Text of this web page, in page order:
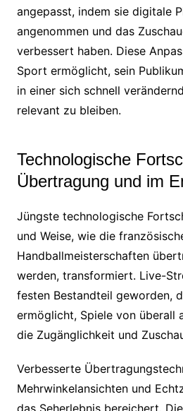
angepasst, indem sie digitale
angenommen und das
verbessert haben. Diese
Sport ermöglicht, sein
in einer sich schnell
relevant zu bleiben.
Technologische
Übertragung und im
Jüngste technologische
und Weise, wie die
Handballmeisterschaften
werden, transformiert. Live-
festen Bestandteil geworden,
ermöglicht, Spiele von überall
die Zugänglichkeit und
Verbesserte
Mehrwinkelansichten und